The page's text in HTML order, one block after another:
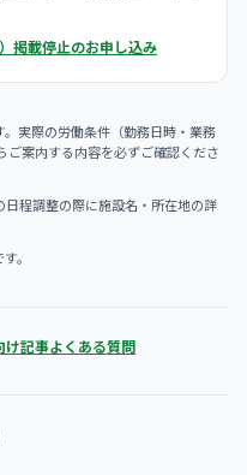
掲載停止のお申し込み
実際の労働条件（勤務日時・業務
ご案内する内容を必ずご確認くださ
程調整の際に施設名・所在地の詳
。
け記事よくある質問